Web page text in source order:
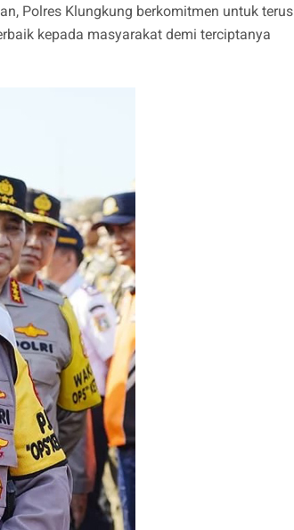
Polres Klungkung berkomitmen untuk terus
kepada masyarakat demi terciptanya